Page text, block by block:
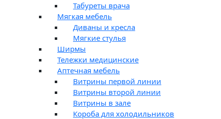
Табуреты врача
Мягкая мебель
Диваны и кресла
Мягкие стулья
Ширмы
Тележки медицинские
Аптечная мебель
Витрины первой линии
Витрины второй линии
Витрины в зале
Короба для холодильников